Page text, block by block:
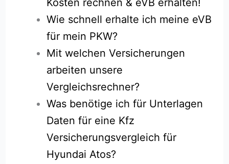
Kosten rechnen & eVB erhalten!
Wie schnell erhalte ich meine eVB
für mein PKW?
Mit welchen Versicherungen
arbeiten unsere
Vergleichsrechner?
Was benötige ich für Unterlagen
Daten für eine Kfz
Versicherungsvergleich für
Hyundai Atos?